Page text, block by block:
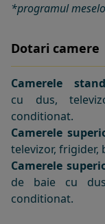
*programul
Dotari camere
Camerele
cu dus,
conditionat.
Camerele
televizor, frigider,
Camerele
de baie cu
conditionat.